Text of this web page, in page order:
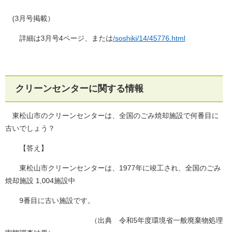
(3月号掲載）
詳細は3月号4ページ、または/soshiki/14/45776.html
クリーンセンターに関する情報
東松山市のクリーンセンターは、全国のごみ焼却施設で何番目に
古いでしょう？
【答え】
東松山市クリーンセンターは、1977年に竣工され、全国のごみ
焼却施設 1,004施設中
9番目に古い施設です。
（出典 令和5年度環境省一般廃棄物処理